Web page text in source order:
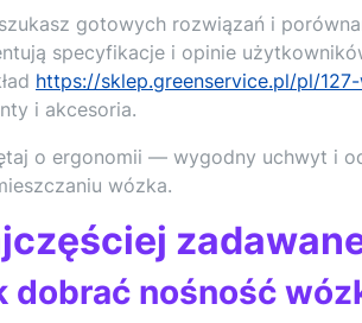
gotowych rozwiązań i
specyfikacje i opinie
https://sklep.greenservice.pl/pl/
i akcesoria.
o ergonomii — wygodny uchwyt i
wózka.
dobrać nośność